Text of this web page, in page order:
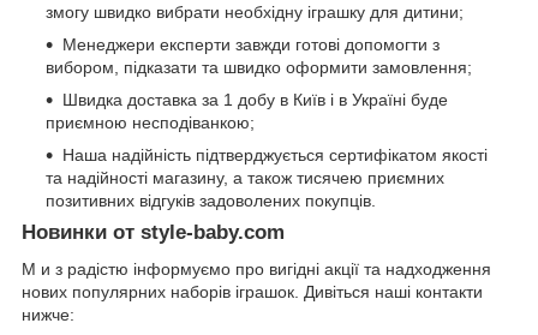
змогу швидко вибрати необхідну іграшку для дитини;
Менеджери експерти завжди готові допомогти з
вибором, підказати та швидко оформити замовлення;
Швидка доставка за 1 добу в Київ і в Україні буде
приємною несподіванкою;
Наша надійність підтверджується сертифікатом якості
та надійності магазину, а також тисячею приємних
позитивних відгуків задоволених покупців.
Новинки от style-baby.com
М и з радістю інформуємо про вигідні акції та надходження
нових популярних наборів іграшок. Дивіться наші контакти
нижче: